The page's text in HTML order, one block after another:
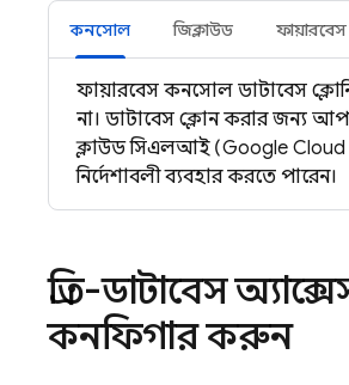
কনসোল জিক্লাউড
ফায়ারবেস কনসোল ডাটাবেস
না। ডাটাবেস ক্লোন করার জন্য
ক্লাউড সিএলআই (Google
নির্দেশাবলী ব্যবহার করতে পারেন।
প্রতি-ডাটাবেস
কনফিগার করুন